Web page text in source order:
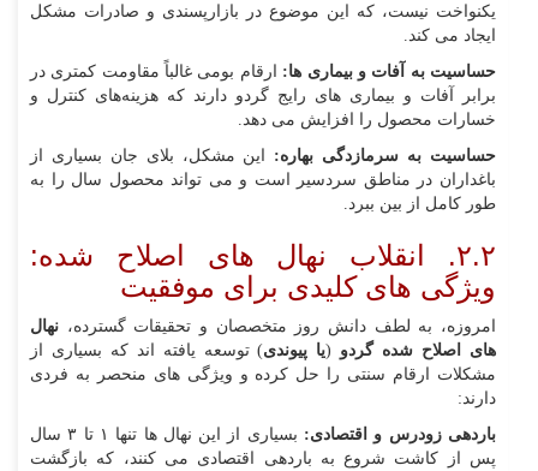
یکنواخت نیست، که این موضوع در بازارپسندی و صادرات مشکل
ایجاد می‌ کند.
حساسیت به آفات و بیماری‌ ها: ارقام بومی غالباً مقاومت کمتری در
برابر آفات و بیماری‌ های رایج گردو دارند که هزینه‌های کنترل و
خسارات محصول را افزایش می‌ دهد.
حساسیت به سرمازدگی بهاره: این مشکل، بلای جان بسیاری از
باغداران در مناطق سردسیر است و می‌ تواند محصول سال را به
طور کامل از بین ببرد.
۲.۲. انقلاب نهال‌ های اصلاح‌ شده:
ویژگی‌ های کلیدی برای موفقیت
امروزه، به لطف دانش روز متخصصان و تحقیقات گسترده، نهال‌
های اصلاح‌ شده گردو (یا پیوندی) توسعه یافته‌ اند که بسیاری از
مشکلات ارقام سنتی را حل کرده و ویژگی‌ های منحصر به‌ فردی
دارند:
باردهی زودرس و اقتصادی:
بسیاری از این نهال‌ ها تنها ۱ تا ۳ سال
پس از کاشت شروع به باردهی اقتصادی می‌ کنند، که بازگشت